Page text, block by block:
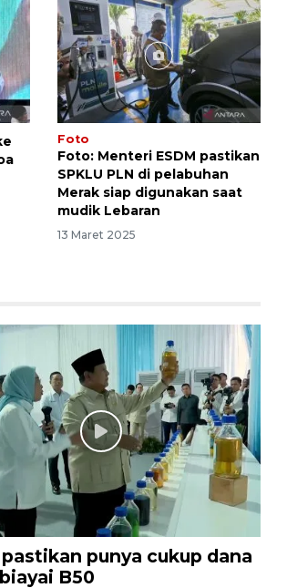
Foto
Foto: Menteri ESDM pastikan
SPKLU PLN di pelabuhan
Merak siap digunakan saat
mudik Lebaran
13 Maret 2025
punya cukup dana
B50